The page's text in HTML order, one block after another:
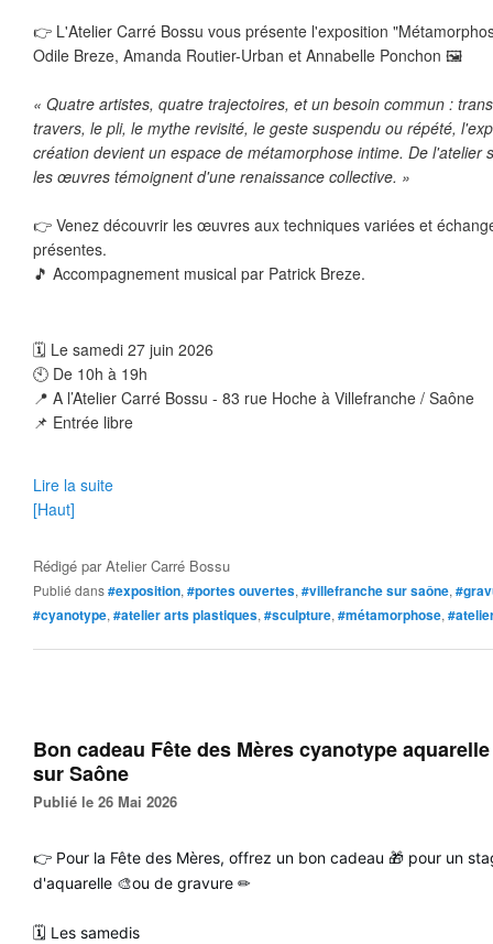
👉 L'Atelier Carré Bossu vous présente l'exposition
Odile Breze, Amanda Routier-Urban et Annabelle Ponchon 🖼️
« Quatre artistes, quatre trajectoires, et un besoin commun :
travers, le pli, le mythe revisité, le geste suspendu ou répété,
création devient un espace de métamorphose intime. De l'atelier
les œuvres témoignent d'une renaissance collective. »
👉 Venez découvrir les œuvres aux techniques variées et
présentes.
🎵 Accompagnement musical par Patrick Breze.
🗓 Le samedi 27 juin 2026
🕙 De 10h à 19h
📍 A l’Atelier Carré Bossu - 83 rue Hoche à Villefranche / Saône
📌 Entrée libre
Lire la suite
[Haut]
Rédigé parAtelier Carré Bossu
Publié dans#exposition, #portes ouvertes, #villefranche sur saône,
#cyanotype, #atelier arts plastiques, #sculpture, #métamorphose,
Bon cadeau Fête des Mères cyanotype
sur Saône
Publié le 26 Mai 2026
👉 Pour la Fête des Mères, offrez un bon cadeau 🎁 pour un
d'aquarelle 🎨ou de gravure ✏
🗓 Les samedis